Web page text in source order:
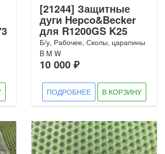
[21244] Защитные
дуги Hepco&Becker
для R1200GS K25
Б/у, Рабочее, Сколы, царапины
B M W
10 000 ₽
ПОДРОБНЕЕ В КОРЗИНУ